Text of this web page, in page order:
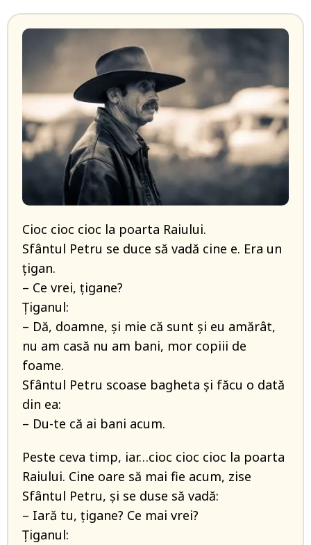
Cioc cioc cioc la poarta Raiului.
Sfântul Petru se duce să vadă cine e. Era un
țigan.
– Ce vrei, țigane?
Țiganul:
– Dă, doamne, și mie că sunt și eu amărât,
nu am casă nu am bani, mor copiii de
foame.
Sfântul Petru scoase bagheta și făcu o dată
din ea:
– Du-te că ai bani acum.
Peste ceva timp, iar…cioc cioc cioc la poarta
Raiului. Cine oare să mai fie acum, zise
Sfântul Petru, și se duse să vadă:
– Iară tu, țigane? Ce mai vrei?
Țiganul: